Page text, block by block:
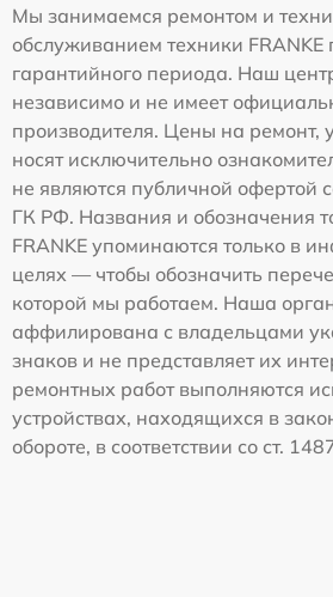
Мы занимаемся ремонтом и
обслуживанием техники FRANKE
гарантийного периода. Наш
независимо и не имеет
производителя. Цены на ремонт,
носят исключительно
не являются публичной офертой
ГК РФ. Названия и обозначения
FRANKE упоминаются только в
целях — чтобы обозначить
которой мы работаем. Наша
аффилирована с владельцами
знаков и не представляет их
ремонтных работ выполняются
устройствах, находящихся в
обороте, в соответствии со ст.